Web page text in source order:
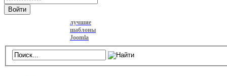
Войти
лучшие
шаблоны
Joomla